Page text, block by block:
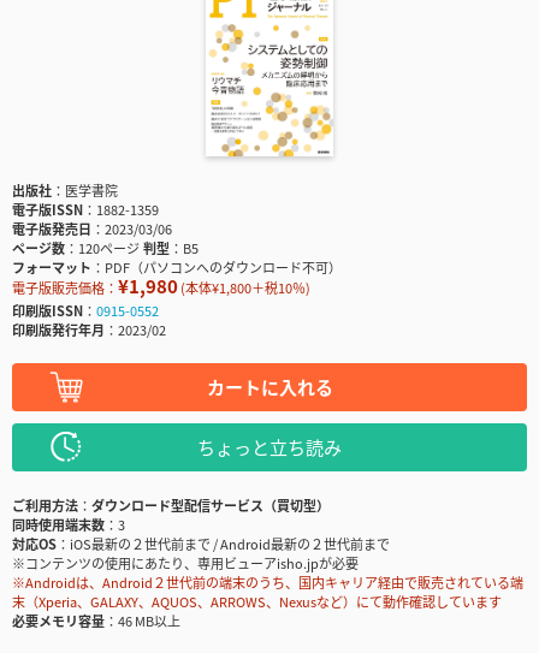
出版社
医学書院
電子版ISSN
1882-1359
電子版発売日
2023/03/06
ページ数
120ページ判型
B5
フォーマット
PDF（パソコンへのダウンロード不可）
電子版販売価格： ¥1,980(本体¥1,800＋税10％)
印刷版ISSN
0915-0552
印刷版発行年月
2023/02
カートに入れる
ちょっと立ち読み
ご利用方法
ダウンロード型配信サービス（買切型）
同時使用端末数
3
対応OS
iOS最新の２世代前まで / Android最新の２世代前まで
※コンテンツの使用にあたり、専用ビューアisho.jpが必要
※Androidは、Android２世代前の端末のうち、国内キャリア経由で販売されている端
末（Xperia、GALAXY、AQUOS、ARROWS、Nexusなど）にて動作確認しています
必要メモリ容量
46 MB以上